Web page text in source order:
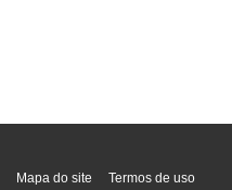
Mapa do site Termos de uso